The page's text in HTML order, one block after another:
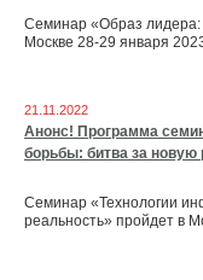
Семинар «Образ лидера:
Москве 28-29 января
21.11.2022
Анонс! Программа
борьбы: битва за новую
Семинар «Технологии
реальность» пройдет в